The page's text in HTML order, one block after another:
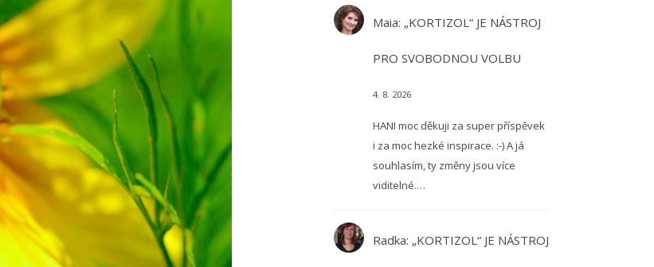
Maia: „KORTIZOL“ JE NÁSTROJ
PRO SVOBODNOU VOLBU
4. 8. 2026
HANI moc děkuji za super příspěvek
i za moc hezké inspirace. :-) A já
souhlasím, ty změny jsou více
viditelné.…
Radka: „KORTIZOL“ JE NÁSTROJ